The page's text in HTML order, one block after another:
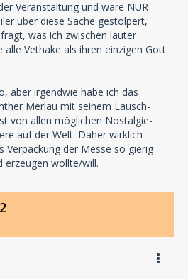
hat!
1. Hörspielmesse Hamburgs
Monika
Machern des Hörbuchportals
der überwältigende Erfolg der
gut besucht waren (teilweise
spricht“ aus allen Nähten
hat.
Veranstaltung und wäre NUR
über diese Sache gestolpert,
was ich zwischen lauter
alle Vethake als ihren einzigen Gott
aber irgendwie habe ich das
Merlau mit seinem Lausch-
von allen möglichen Nostalgie-
auf der Welt. Daher wirklich
Verpackung der Messe so gierig
erzeugen wollte/will.